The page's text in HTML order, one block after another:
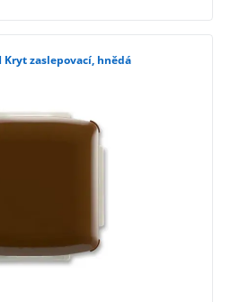
3902A-A001 H Kryt zaslepovací, hnědá